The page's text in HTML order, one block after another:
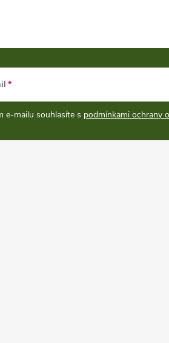
e-mailu souhlasíte s podmínkami ochrany